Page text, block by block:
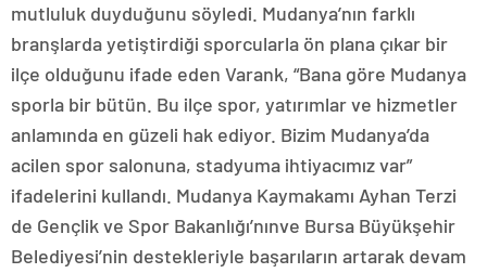
mutluluk duyduğunu söyledi. Mudanya’nın farklı
branşlarda yetiştirdiği sporcularla ön plana çıkar bir
ilçe olduğunu ifade eden Varank, “Bana göre Mudanya
sporla bir bütün. Bu ilçe spor, yatırımlar ve hizmetler
anlamında en güzeli hak ediyor. Bizim Mudanya’da
acilen spor salonuna, stadyuma ihtiyacımız var”
ifadelerini kullandı. Mudanya Kaymakamı Ayhan Terzi
de Gençlik ve Spor Bakanlığı’nınve Bursa Büyükşehir
Belediyesi’nin destekleriyle başarıların artarak devam